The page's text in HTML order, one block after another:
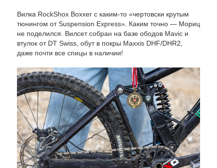
Вилка RockShox Boxxer с каким-то «чертовски крутым
тюнингом от Suspension Express». Каким точно — Мориц
не поделился. Вилсет собран на базе ободов Mavic и
втулок от DT Swiss, обут в покры Maxxis DHF/DHR2,
даже почти все спицы в наличии!